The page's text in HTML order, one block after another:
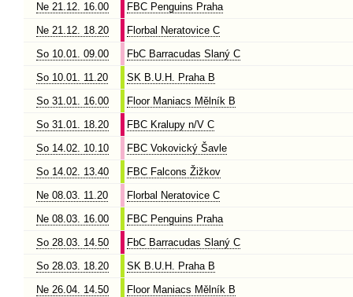
Ne 21.12. 16.00
FBC Penguins Praha
Ne 21.12. 18.20
Florbal Neratovice C
So 10.01. 09.00
FbC Barracudas Slaný C
So 10.01. 11.20
SK B.U.H. Praha B
So 31.01. 16.00
Floor Maniacs Mělník B
So 31.01. 18.20
FBC Kralupy n/V C
So 14.02. 10.10
FBC Vokovický Šavle
So 14.02. 13.40
FBC Falcons Žižkov
Ne 08.03. 11.20
Florbal Neratovice C
Ne 08.03. 16.00
FBC Penguins Praha
So 28.03. 14.50
FbC Barracudas Slaný C
So 28.03. 18.20
SK B.U.H. Praha B
Ne 26.04. 14.50
Floor Maniacs Mělník B